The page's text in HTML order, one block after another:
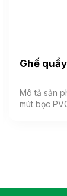
Ghế
Mô tả sản
mút bọc
bọc PVC